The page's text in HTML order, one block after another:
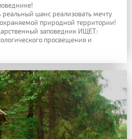
реальный шанс реализовать мечту
природной территории!
заповедник ИЩЕТ:
просвещения и